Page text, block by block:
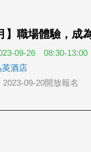
】職場體驗，
09-26 08:30-13:00
酒店
2023-09-20開放報名